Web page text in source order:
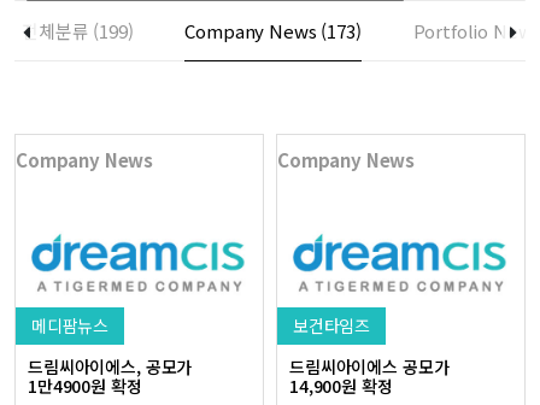
전체분류 (199) Company News (173) Portfolio
Company News
메디팜뉴스
드림씨아이에스, 공모가
1만4900원 확정
Company News
보건타임즈
드림씨아이에스 공모가
14,900원 확정